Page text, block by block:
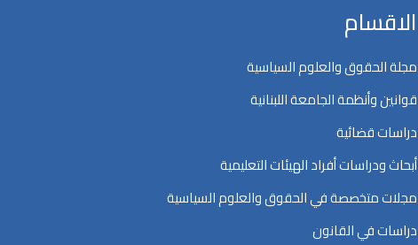
الاقسام
مجلة الحقوق والعلوم السياسية
قوانين وأنظمة الجامعة اللبنانية
دراسات قضائية
أبحاث ودراسات أفراد الهيئات التعليمية
مجلات متخصصة في الحقوق والعلوم السياسية
دراسات في القانون